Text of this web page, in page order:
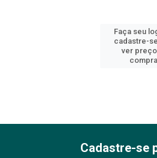
Faça seu
cadastre-
ver
Cadastre-se